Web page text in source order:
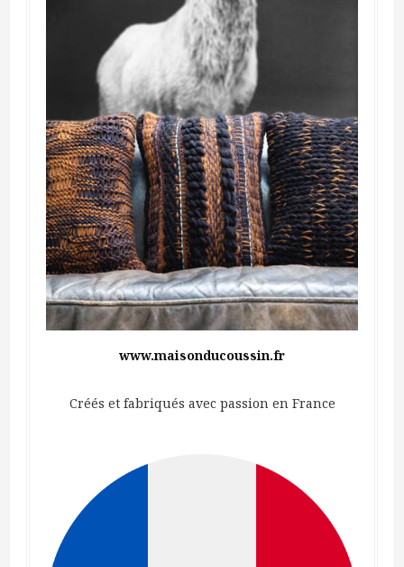
www.maisonducoussin.fr
Créés et fabriqués avec passion en France